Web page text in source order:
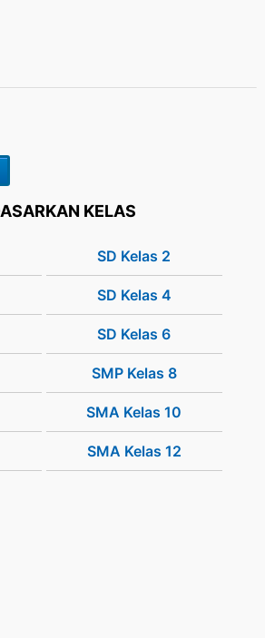
KELAS
SD Kelas 2
SD Kelas 4
SD Kelas 6
SMP Kelas 8
SMA Kelas 10
SMA Kelas 12